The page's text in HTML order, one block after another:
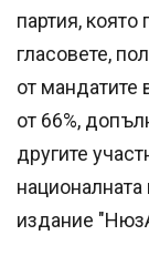
партия, която
гласовете,
​​от мандатите
от 66%,
другите
издание